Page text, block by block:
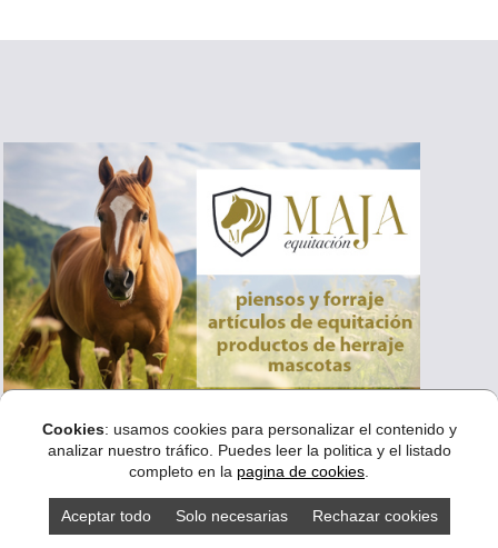
Cookies: usamos cookies para personalizar el contenido y
analizar nuestro tráfico. Puedes leer la politica y el listado
completo en la pagina de cookies
Aceptar todo Solo necesarias Rechazar cookies